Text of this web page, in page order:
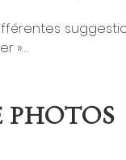
»…
PHOTOS